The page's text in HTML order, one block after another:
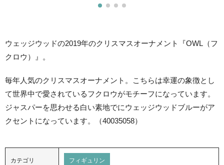
ウェッジウッドの2019年のクリスマスオーナメント『OWL（フ
クロウ）』。
毎年人気のクリスマスオーナメント。こちらは幸運の象徴とし
て世界中で愛されているフクロウがモチーフになっています。
ジャスパーを思わせる白い素地でにウェッジウッドブルーがア
クセントになっています。（40035058）
カテゴリ フィギュリン